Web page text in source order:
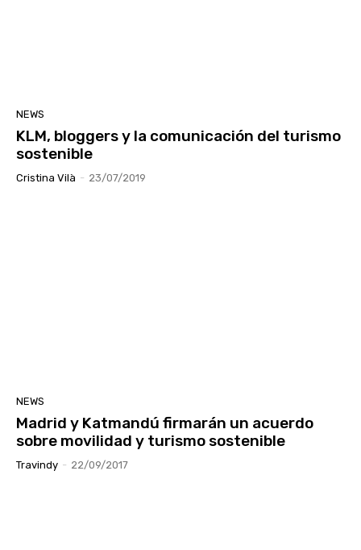
NEWS
KLM, bloggers y la comunicación del turismo
sostenible
Cristina Vilà - 23/07/2019
NEWS
Madrid y Katmandú firmarán un acuerdo
sobre movilidad y turismo sostenible
Travindy - 22/09/2017